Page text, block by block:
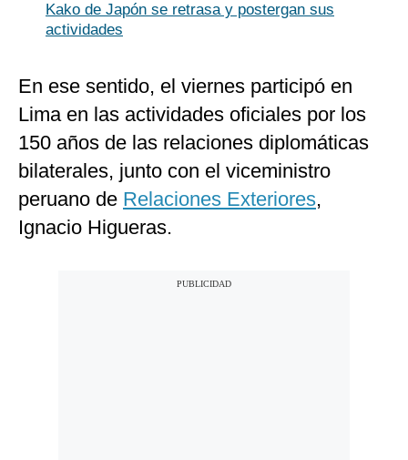
Kako de Japón se retrasa y postergan sus
actividades
En ese sentido, el viernes participó en
Lima en las actividades oficiales por los
150 años de las relaciones diplomáticas
bilaterales, junto con el viceministro
peruano de Relaciones Exteriores,
Ignacio Higueras.